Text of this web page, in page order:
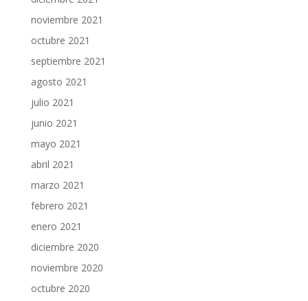
noviembre 2021
octubre 2021
septiembre 2021
agosto 2021
julio 2021
junio 2021
mayo 2021
abril 2021
marzo 2021
febrero 2021
enero 2021
diciembre 2020
noviembre 2020
octubre 2020